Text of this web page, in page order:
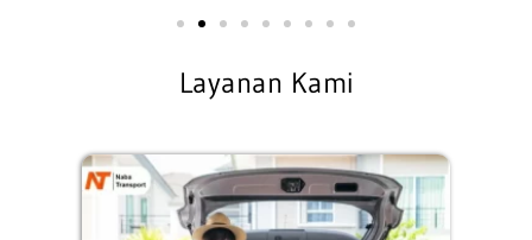
Layanan Kami